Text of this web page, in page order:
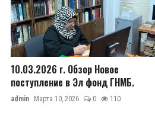
10.03.2026 г. Обзор Новое
поступление в Эл фонд ГНМБ.
admin Марта 10, 2026 0 110